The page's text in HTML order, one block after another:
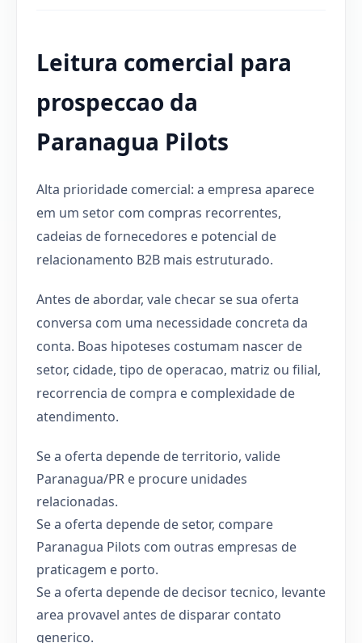
Leitura comercial para
prospeccao da
Paranagua Pilots
Alta prioridade comercial: a empresa aparece
em um setor com compras recorrentes,
cadeias de fornecedores e potencial de
relacionamento B2B mais estruturado.
Antes de abordar, vale checar se sua oferta
conversa com uma necessidade concreta da
conta. Boas hipoteses costumam nascer de
setor, cidade, tipo de operacao, matriz ou filial,
recorrencia de compra e complexidade de
atendimento.
Se a oferta depende de territorio, valide
Paranagua/PR e procure unidades
relacionadas.
Se a oferta depende de setor, compare
Paranagua Pilots com outras empresas de
praticagem e porto.
Se a oferta depende de decisor tecnico, levante
area provavel antes de disparar contato
generico.